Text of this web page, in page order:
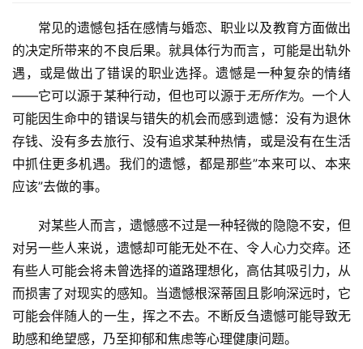
常见的遗憾包括在感情与婚恋、职业以及教育方面做出
的决定所带来的不良后果。就具体行为而言，可能是出轨外
遇，或是做出了错误的职业选择。遗憾是一种复杂的情绪
——它可以源于某种行动，但也可以源于无所作为。一个人
可能因生命中的错误与错失的机会而感到遗憾：没有为退休
存钱、没有多去旅行、没有追求某种热情，或是没有在生活
中抓住更多机遇。我们的遗憾，都是那些”本来可以、本来
应该”去做的事。
对某些人而言，遗憾感不过是一种轻微的隐隐不安，但
对另一些人来说，遗憾却可能无处不在、令人心力交瘁。还
有些人可能会将未曾选择的道路理想化，高估其吸引力，从
而损害了对现实的感知。当遗憾根深蒂固且影响深远时，它
可能会伴随人的一生，挥之不去。不断反刍遗憾可能导致无
助感和绝望感，乃至抑郁和焦虑等心理健康问题。